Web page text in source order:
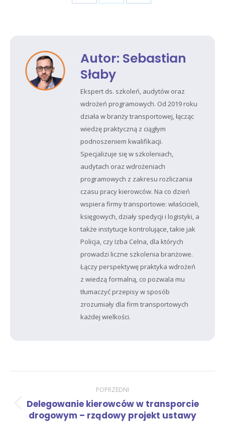
Share Share Share
Autor: Sebastian
Słaby
Ekspert ds. szkoleń, audytów oraz
wdrożeń programowych. Od 2019 roku
działa w branży transportowej, łącząc
wiedzę praktyczną z ciągłym
podnoszeniem kwalifikacji.
Specjalizuje się w szkoleniach,
audytach oraz wdrożeniach
programowych z zakresu rozliczania
czasu pracy kierowców. Na co dzień
wspiera firmy transportowe: właścicieli,
księgowych, działy spedycji i logistyki, a
także instytucje kontrolujące, takie jak
Policja, czy Izba Celna, dla których
prowadzi liczne szkolenia branżowe.
Łączy perspektywę praktyka wdrożeń
z wiedzą formalną, co pozwala mu
tłumaczyć przepisy w sposób
zrozumiały dla firm transportowych
każdej wielkości.
Nawigacja
wpisów
POPRZEDNI
Poprzedni
wpis:
Delegowanie kierowców w transporcie
drogowym – rządowy projekt ustawy